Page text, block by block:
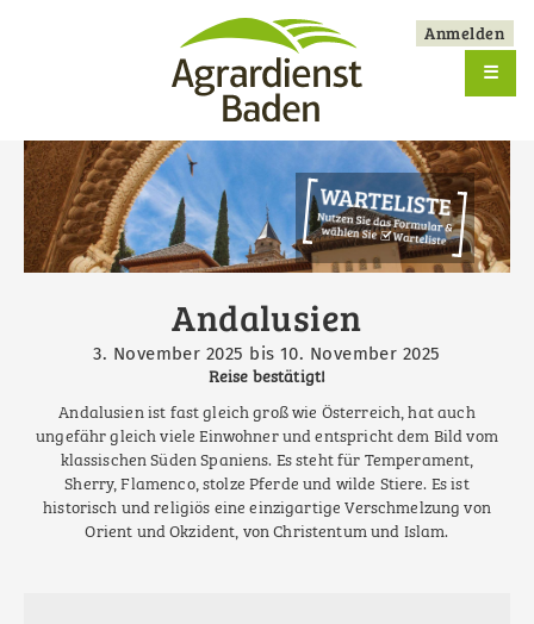
account
Anmelden
☰
Andalusien
3. November 2025 bis 10. November 2025
Reise bestätigt!
Andalusien ist fast gleich groß wie Österreich, hat auch
ungefähr gleich viele Einwohner und entspricht dem Bild vom
klassischen Süden Spaniens. Es steht für Temperament,
Sherry, Flamenco, stolze Pferde und wilde Stiere. Es ist
historisch und religiös eine einzigartige Verschmelzung von
Orient und Okzident, von Christentum und Islam.